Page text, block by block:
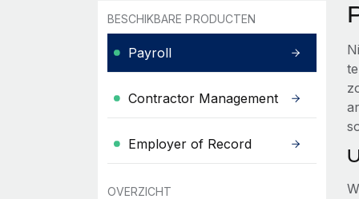
BESCHIKBARE PRODUCTEN
Payroll
Contractor Management
Employer of Record
OVERZICHT